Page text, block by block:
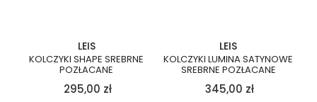
LEIS
KOLCZYKI SHAPE SREBRNE
POZŁACANE
295,00 zł
LEIS
KOLCZYKI LUMINA SATYNOWE
SREBRNE POZŁACANE
345,00 zł